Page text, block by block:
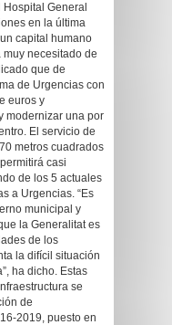
General
en la última
capital humano
necesitado de
que de
de Urgencias con
euros y
modernizar una por
El servicio de
metros cuadrados
casi
de los 5 actuales
a Urgencias. “Es
municipal y
la Generalitat es
de los
la difícil situación
ha dicho. Estas
se
de
2019, puesto en